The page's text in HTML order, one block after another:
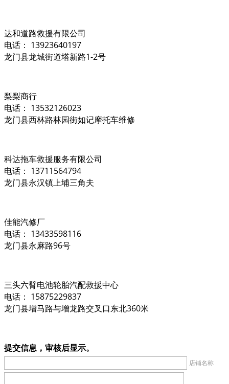
达和道路救援有限公司
电话： 13923640197
龙门县龙城街道塔新路1-2号
梨梨商行
电话： 13532126023
龙门县西林路林园街如记摩托车维修
科达拖车救援服务有限公司
电话： 13711564794
龙门县永汉镇上埔三角夫
佳能汽修厂
电话： 13433598116
龙门县永麻路96号
三头六臂电池轮胎汽配救援中心
电话： 15875229837
龙门县增马路与增龙路交叉口东北360米
提交信息，审核后显示。
店铺名称